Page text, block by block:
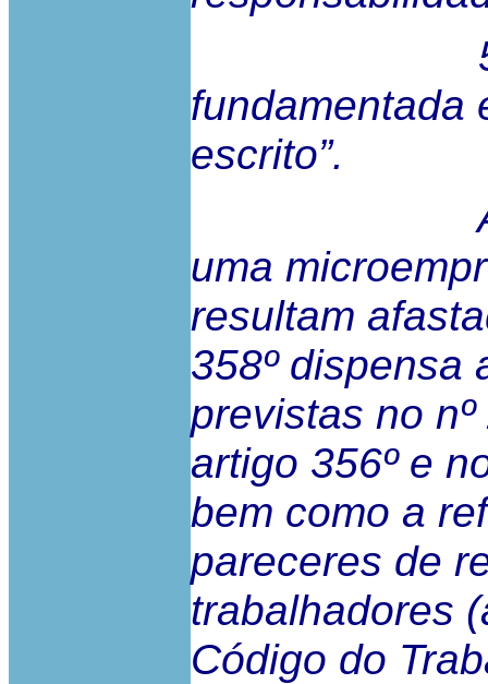
5 – A
fundamentada
escrito”.
Ainda
uma
resultam
358º dispensa
previstas no
artigo 356º e
bem como a
pareceres de
trabalhadores
Código do